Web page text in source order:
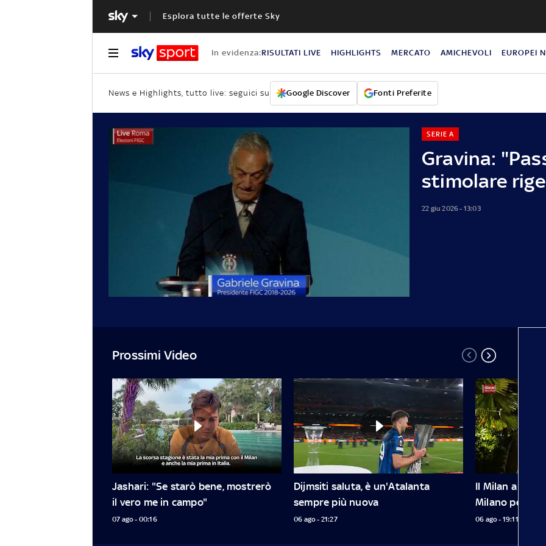
Esplora tutte le offerte Sky
In evidenza:RISULTATI LIVE HIGHLIGHTS MERCATO AMICHEVOLI EUROPEI
News e Highlights, tutto live: seguici su Google Discover Fonti Preferite
Gravina:
stimolare
SERIE A
22 giu 2026 - 13:03
Prossimi Video
Jashari: "Se starò bene, mostrerò
il vero me in campo"
07 ago - 00:16
Dijmsiti saluta, è un'Atalanta
sempre più nuova
06 ago - 21:27
Il Milan a
Milano per
06 ago - 19:11